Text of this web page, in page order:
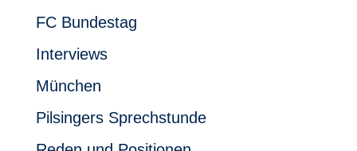
FC Bundestag
Interviews
München
Pilsingers Sprechstunde